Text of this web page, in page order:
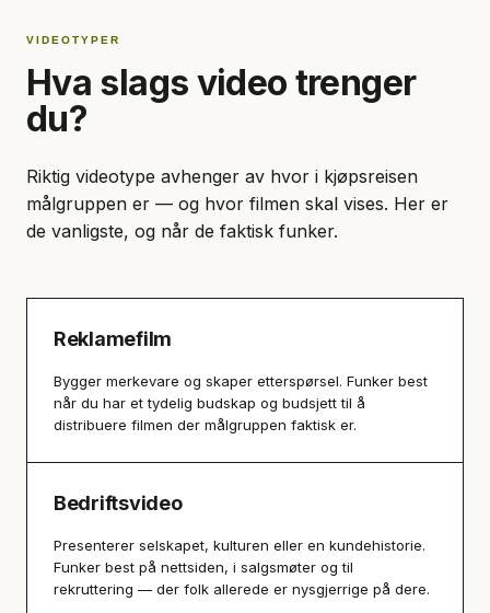
VIDEOTYPER
Hva slags video trenger
du?
Riktig videotype avhenger av hvor i kjøpsreisen
målgruppen er — og hvor filmen skal vises. Her er
de vanligste, og når de faktisk funker.
Reklamefilm
Bygger merkevare og skaper etterspørsel. Funker best
når du har et tydelig budskap og budsjett til å
distribuere filmen der målgruppen faktisk er.
Bedriftsvideo
Presenterer selskapet, kulturen eller en kundehistorie.
Funker best på nettsiden, i salgsmøter og til
rekruttering — der folk allerede er nysgjerrige på dere.